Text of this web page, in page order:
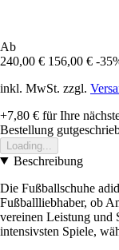
Ab
240,00 € 156,00 € -
inkl. MwSt. zzgl.
+7,80 € für Ihre
Bestellung
Loading...
Beschreibung
Die Fußballschuhe
Fußballliebhaber, ob
vereinen Leistung und
intensivsten Spiele,